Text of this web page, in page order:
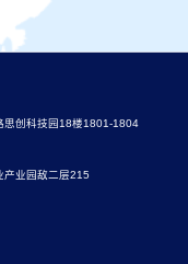
思创科技园18楼1801-1804
产业园敌二层215